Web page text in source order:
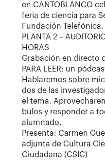
en CANTOBLANCO
feria de ciencia para
Fundación Telefónica.
PLANTA 2 –
HORAS
Grabación en directo
PARA LEER: un
Hablaremos sobre
dos de las
el tema.
bulos y responder a
alumnado.
Presenta: Carmen
adjunta de Cultura
Ciudadana (CSIC)